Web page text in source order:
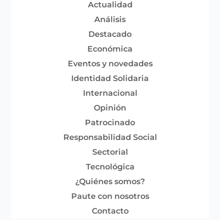
Actualidad
Análisis
Destacado
Económica
Eventos y novedades
Identidad Solidaria
Internacional
Opinión
Patrocinado
Responsabilidad Social
Sectorial
Tecnológica
¿Quiénes somos?
Paute con nosotros
Contacto